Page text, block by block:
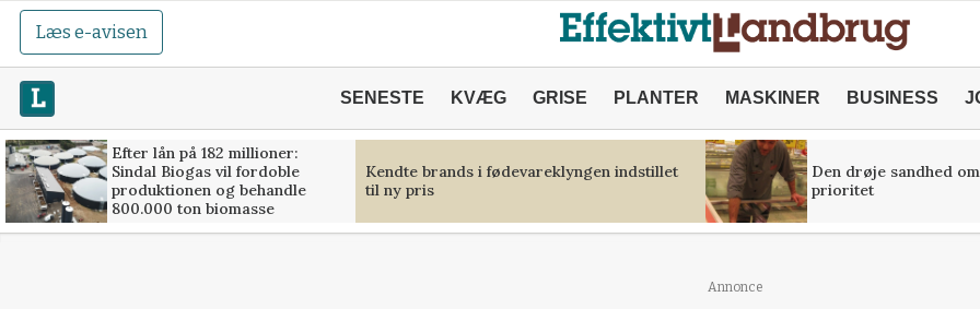
Læs e-avisen
SENESTE KVÆG GRISE PLANTER MASKINER BUSINESS
Efter lån på 182 millioner:
Sindal Biogas vil fordoble
produktionen og behandle
800.000 ton biomasse
Kendte brands i fødevareklyngen indstillet
til ny pris
Den drøje sandhed om
prioritet
Annonce